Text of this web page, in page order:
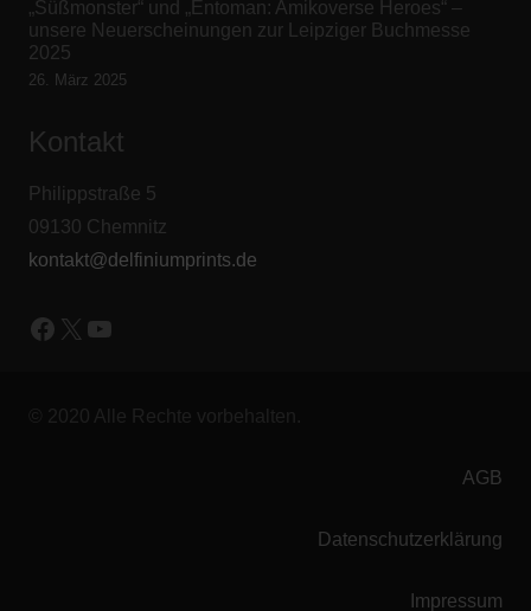
„Süßmonster“ und „Entoman: Amikoverse Heroes“ –
unsere Neuerscheinungen zur Leipziger Buchmesse
2025
26. März 2025
Kontakt
Philippstraße 5
09130 Chemnitz
kontakt@delfiniumprints.de
Facebook
X YouTube
AGB
Datenschutzerklärung
Impressum